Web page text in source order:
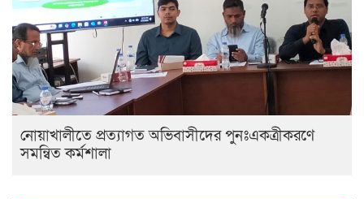
নোয়াখালীতে প্রত্যাগত অভিবাসীদের পুনঃএকত্রীকরণে
সমন্বিত কর্মশালা